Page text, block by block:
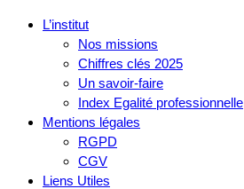
L’institut
Nos missions
Chiffres clés 2025
Un savoir-faire
Index Egalité professionnelle
Mentions légales
RGPD
CGV
Liens Utiles